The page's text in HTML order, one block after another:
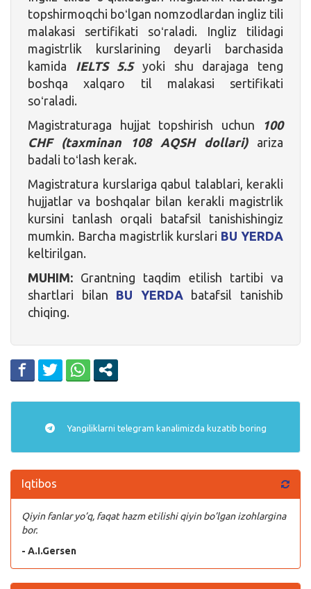
topshirmoqchi boʻlgan nomzodlardan ingliz tili
malakasi sertifikati soʻraladi. Ingliz tilidagi
magistrlik kurslarining deyarli barchasida
kamida
IELTS 5.5yoki shu darajaga teng
boshqa xalqaro til malakasi sertifikati
soʻraladi.
Magistraturaga hujjat topshirish uchun
100
CHF (taxminan 108 AQSH dollari)ariza
badali toʻlash kerak.
Magistratura kurslariga qabul talablari, kerakli
hujjatlar va boshqalar bilan kerakli magistrlik
kursini tanlash orqali batafsil tanishishingiz
mumkin. Barcha magistrlik kurslari BU YERDA
keltirilgan.
MUHIM: Grantning taqdim etilish tartibi va
shartlari bilan BU YERDA batafsil tanishib
chiqing.
Yangiliklarni telegram kanalimizda kuzatib boring
Iqtibos
Qiyin fanlar yo’q, faqat hazm etilishi qiyin bo’lgan izohlargina
bor.
- A.I.Gersen